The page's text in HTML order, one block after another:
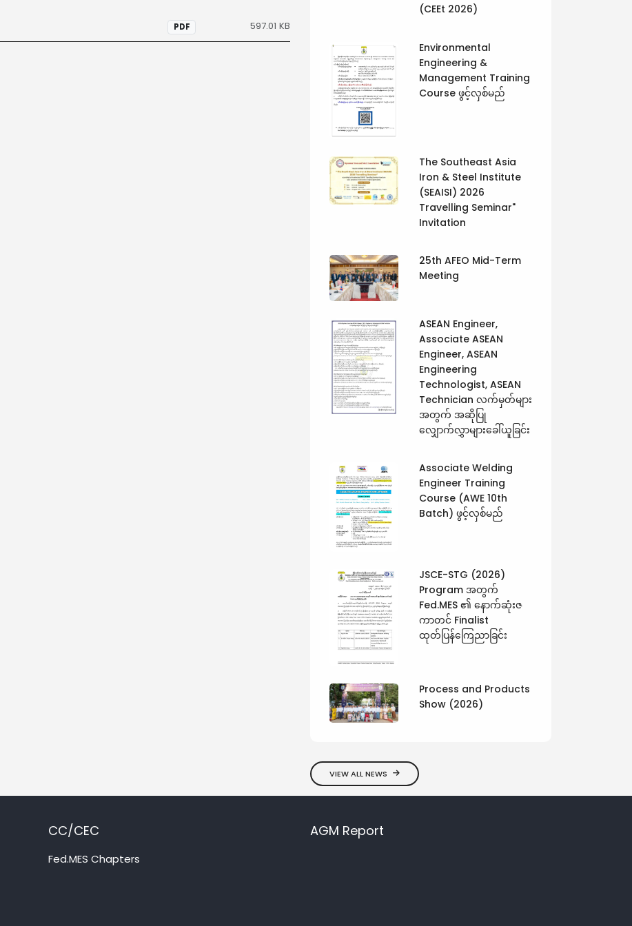
PDF 597.01 KB
(CEEt 2026)
Environmental
Engineering &
Management Training
Course ဖွင့်လှစ်မည်
The Southeast Asia
Iron & Steel Institute
(SEAISI) 2026
Travelling Seminar"
Invitation
25th AFEO Mid-Term
Meeting
ASEAN Engineer,
Associate ASEAN
Engineer, ASEAN
Engineering
Technologist, ASEAN
Technician လက်မှတ်များ
အတွက် အဆိုပြု
လျှောက်လွှာများခေါ်ယူခြင်း
Associate Welding
Engineer Training
Course (AWE 10th
Batch) ဖွင့်လှစ်မည်
JSCE-STG (2026)
Program အတွက်
Fed.MES ၏ နောက်ဆုံးဇ
ကာတင် Finalist
ထုတ်ပြန်ကြေညာခြင်း
Process and Products
Show (2026)
VIEW ALL NEWS
CC/CEC
Fed.MES Chapters
AGM Report